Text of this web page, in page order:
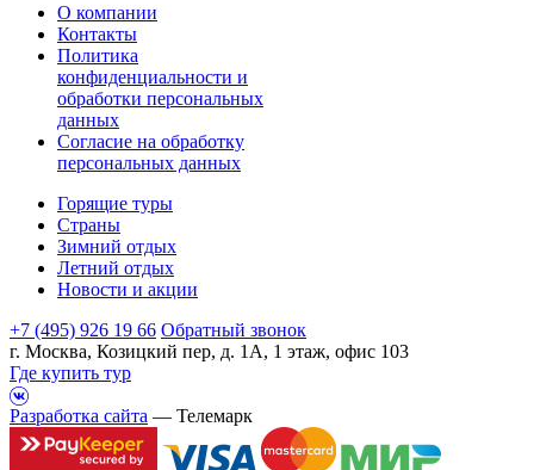
О компании
Контакты
Политика
конфиденциальности и
обработки персональных
данных
Согласие на обработку
персональных данных
Горящие туры
Страны
Зимний отдых
Летний отдых
Новости и акции
+7 (495) 926 19 66 Обратный звонок
г. Москва, Козицкий пер, д. 1А, 1 этаж, офис 103
Где купить тур
Разработка сайта — Телемарк